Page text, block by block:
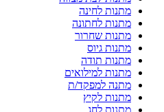
מתנות לחינה
מתנות לחתונה
מתנות שחרור
מתנות גיוס
מתנות תודה
מתנות למילואים
מתנה למפקד/ת
מתנות לקיץ
מתנות לחג